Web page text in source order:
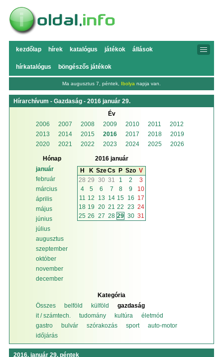
kezdőlap hírek katalógus játékok állások
hírkatalógus böngészős játékok
Ma augusztus 7, péntek, Ibolya napja van.
Hírarchívum - Gazdaság - 2016 január 29.
Év
2006
2007 2008 2009 2010 2011
2012
2013
2014 2015 2016 2017 2018
2019
2020
2021 2022 2023 2024 2025 2026
Hónap
január
február
március
április
május
június
július
augusztus
szeptember
október
november
december
2016 január
H
K SzeCs P Szo V
28 29 30 31 1 2
3
4
5 6 7 8 9
10
11 12 13 14 15 16 17
18 19 20 21 22 23 24
25 26 27 28 29 30 31
Kategória
Összes
belföld külföld
gazdaság
it / számtech.
tudomány kultúra
életmód
gastro
bulvár szórakozás sport
auto-motor
időjárás
2016. január 29. péntek